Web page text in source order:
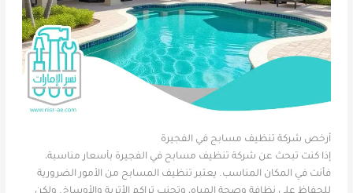
أرخص شركة تنظيف مسابح في الفجيرة
إذا كنت تبحث عن شركة تنظيف مسابح في الفجيرة بأسعار مناسبة،
فأنت في المكان المناسب. يعتبر تنظيف المسابح من الأمور الضرورية